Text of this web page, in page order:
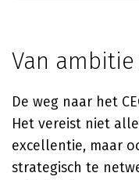
Van
De weg naar het
Het vereist niet
excellentie, maar
strategisch te